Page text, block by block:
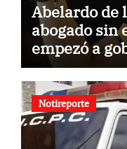
Abelardo de
abogado sin
empezó a
Notireporte